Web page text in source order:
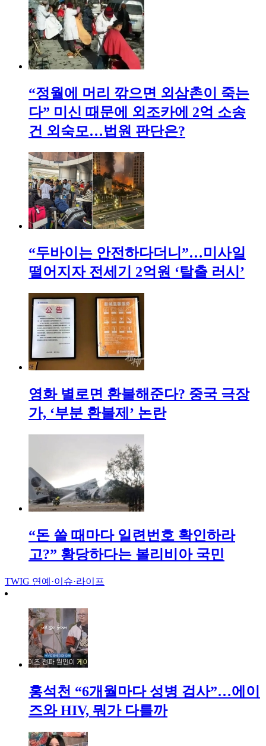
“정월에 머리 깎으면 외삼촌이 죽는
다” 미신 때문에 외조카에 2억 소송
건 외숙모…법원 판단은?
“두바이는 안전하다더니”…미사일
떨어지자 전세기 2억원 ‘탈출 러시’
영화 별로면 환불해준다? 중국 극장
가, ‘부분 환불제’ 논란
“돈 쓸 때마다 일련번호 확인하라
고?” 황당하다는 볼리비아 국민
TWIG 연예·이슈·라이프
홍석천 “6개월마다 성병 검사”…에이
즈와 HIV, 뭐가 다를까